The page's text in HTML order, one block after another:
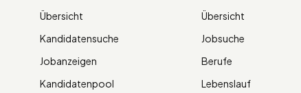
Übersicht
Kandidatensuche
Jobanzeigen
Kandidatenpool
Übersicht
Jobsuche
Berufe
Lebenslauf